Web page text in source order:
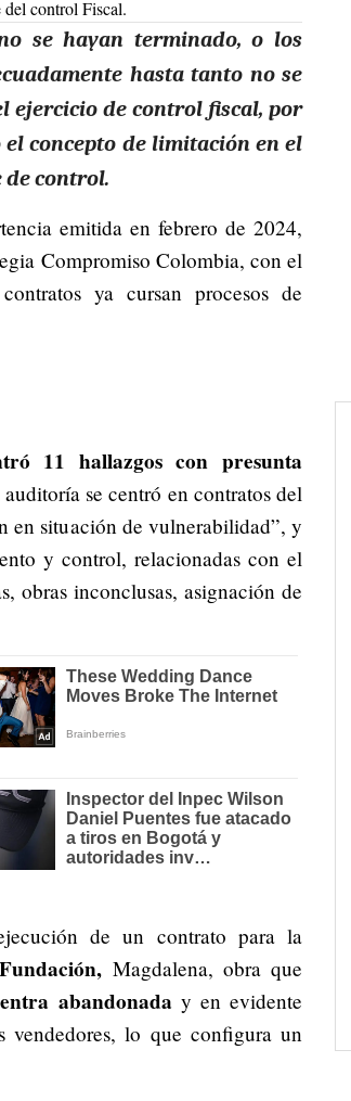
del control Fiscal.
se hayan terminado, o los
hasta tanto no se
ejercicio de control fiscal, por
concepto de limitación en el
de control.
emitida en febrero de 2024,
Compromiso Colombia, con el
ya cursan procesos de
11 hallazgos con presunta
se centró en contratos del
en situación de vulnerabilidad”, y
y control, relacionadas con el
obras inconclusas, asignación de
de un contrato para la
Magdalena, obra que
abandonaday en evidente
lo que configura un